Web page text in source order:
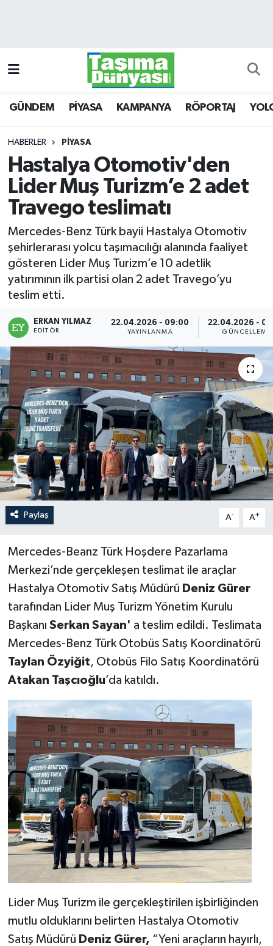
GÜNDEM PİYASA KAMPANYA RÖPORTAJ
HABERLER PİYASA
Hastalya Otomotiv'den
Lider Muş Turizm’e 2 adet
Travego teslimatı
Mercedes-Benz Türk bayii Hastalya Otomotiv
şehirlerarası yolcu taşımacılığı alanında faaliyet
gösteren Lider Muş Turizm’e 10 adetlik
yatırımının ilk partisi olan 2 adet Travego’yu
teslim etti.
ERKAN YILMAZ
EDITÖR
22.04.2026 - 09:00
YAYINLANMA
22.04.2026 -
GÜNCELLEME
Paylaş A- A+
Mercedes-Beanz Türk Hoşdere Pazarlama
Merkezi’nde gerçekleşen teslimat ile araçlar
Hastalya Otomotiv Satış Müdürü Deniz Gürer
tarafından Lider Muş Turizm Yönetim Kurulu
Başkanı Serkan Sayan' a teslim edildi. Teslimata
Mercedes-Benz Türk Otobüs Satış Koordinatörü
Taylan Özyiğit, Otobüs Filo Satış Koordinatörü
Atakan Taşcıoğlu’da katıldı.
Lider Muş Turizm ile gerçekleştirilen işbirliğinden
mutlu olduklarını belirten Hastalya Otomotiv
Satış Müdürü Deniz Gürer, “Yeni araçların hayırlı,
KAMPANYA
RÖPORTAJ
YOLCU TAŞIMA
LOJİSTİK
E-GAZETE
TAŞITLAR
Trafik Durumu
Süper Lig Puan Durumu ve Fikstür
Tüm Manşetler
Son Dakika Haberleri
Haber Arşivi